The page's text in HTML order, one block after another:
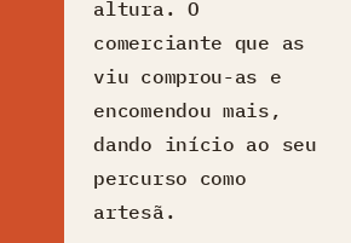
altura. O
comerciante que as
viu comprou-as e
encomendou mais,
dando início ao seu
percurso como
artesã.